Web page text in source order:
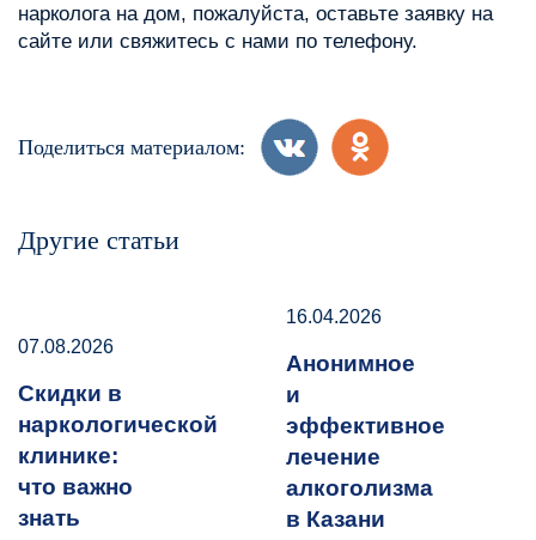
нарколога на дом, пожалуйста, оставьте заявку на
сайте или свяжитесь с нами по телефону.
Поделиться материалом:
Другие статьи
07.08.2026
Скидки в
наркологической
клинике:
что важно
знать
16.04.2026
Анонимное
и
эффективное
лечение
алкоголизма
в Казани